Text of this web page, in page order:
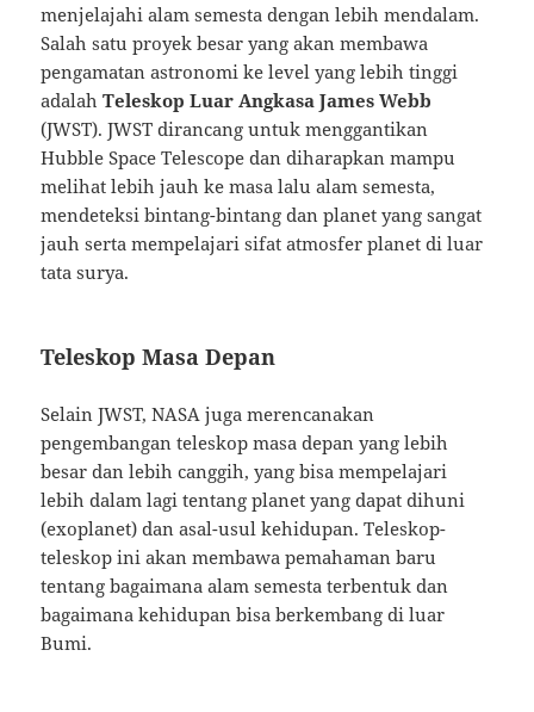
menjelajahi alam semesta dengan lebih mendalam.
Salah satu proyek besar yang akan membawa
pengamatan astronomi ke level yang lebih tinggi
adalahTeleskop Luar Angkasa James Webb
(JWST). JWST dirancang untuk menggantikan
Hubble Space Telescope dan diharapkan mampu
melihat lebih jauh ke masa lalu alam semesta,
mendeteksi bintang-bintang dan planet yang sangat
jauh serta mempelajari sifat atmosfer planet di luar
tata surya.
Teleskop Masa Depan
Selain JWST, NASA juga merencanakan
pengembangan teleskop masa depan yang lebih
besar dan lebih canggih, yang bisa mempelajari
lebih dalam lagi tentang planet yang dapat dihuni
(exoplanet) dan asal-usul kehidupan. Teleskop-
teleskop ini akan membawa pemahaman baru
tentang bagaimana alam semesta terbentuk dan
bagaimana kehidupan bisa berkembang di luar
Bumi.